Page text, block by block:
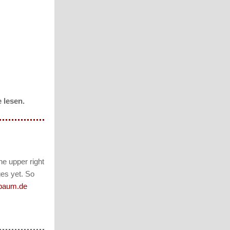
lesen.
upper right
yet. So